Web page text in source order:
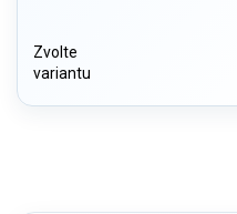
Zvolte
variantu